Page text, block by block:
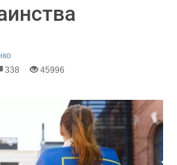
338 45996